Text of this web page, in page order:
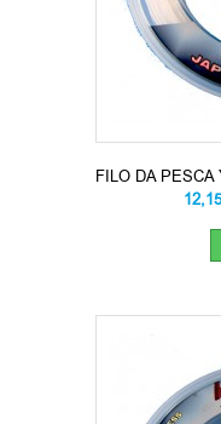
FILO DA